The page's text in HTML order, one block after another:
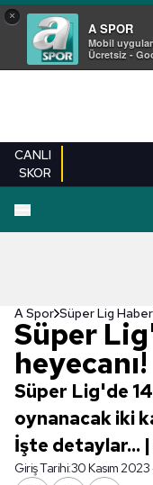
×
A SPOR
Mobil
Ücretsiz -
CANLI
SKOR
A Spor Süper Lig
Süper
heyecanı!
Süper Lig'de
oynanacak iki
İşte detaylar...
Giriş Tarihi:30 Kasım 2023